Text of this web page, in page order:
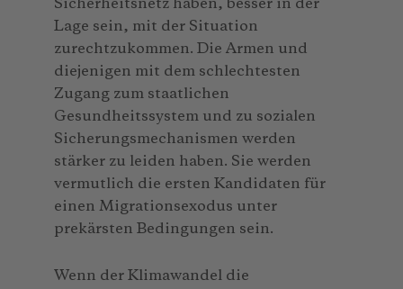
Sicherheitsnetz haben, besser in der
Lage sein, mit der Situation
zurechtzukommen. Die Armen und
diejenigen mit dem schlechtesten
Zugang zum staatlichen
Gesundheitssystem und zu sozialen
Sicherungsmechanismen werden
stärker zu leiden haben. Sie werden
vermutlich die ersten Kandidaten für
einen Migrationsexodus unter
prekärsten Bedingungen sein.
Wenn der Klimawandel die